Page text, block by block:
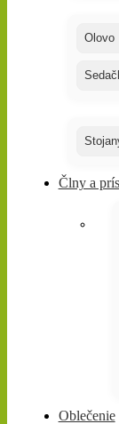
Olovo
Člny a
Oblečenie